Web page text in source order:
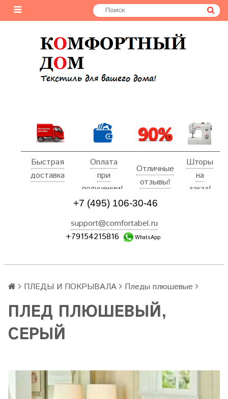
Быстрая
доставка
Оплата
при
получении!
Отличные
отзывы!
Шторы
на
заказ!
+7 (495) 106-30-46
support@comfortabel.ru
+79154215816
WhatsApp
ПЛЕДЫ И ПОКРЫВАЛА Пледы плюшевые
ПЛЕД ПЛЮШЕВЫЙ,
СЕРЫЙ